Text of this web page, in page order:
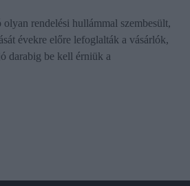
rendelési hullámmal szembesült,
évekre előre lefoglalták a vásárlók,
darabig be kell érniük a